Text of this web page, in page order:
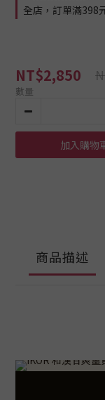
全店，訂單滿398
NT$2,850
數量
加入購物
商品描述